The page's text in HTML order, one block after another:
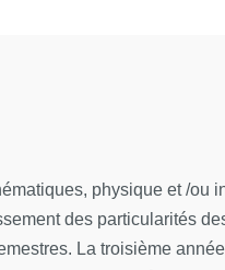
physique et /ou
des particularités
La troisième